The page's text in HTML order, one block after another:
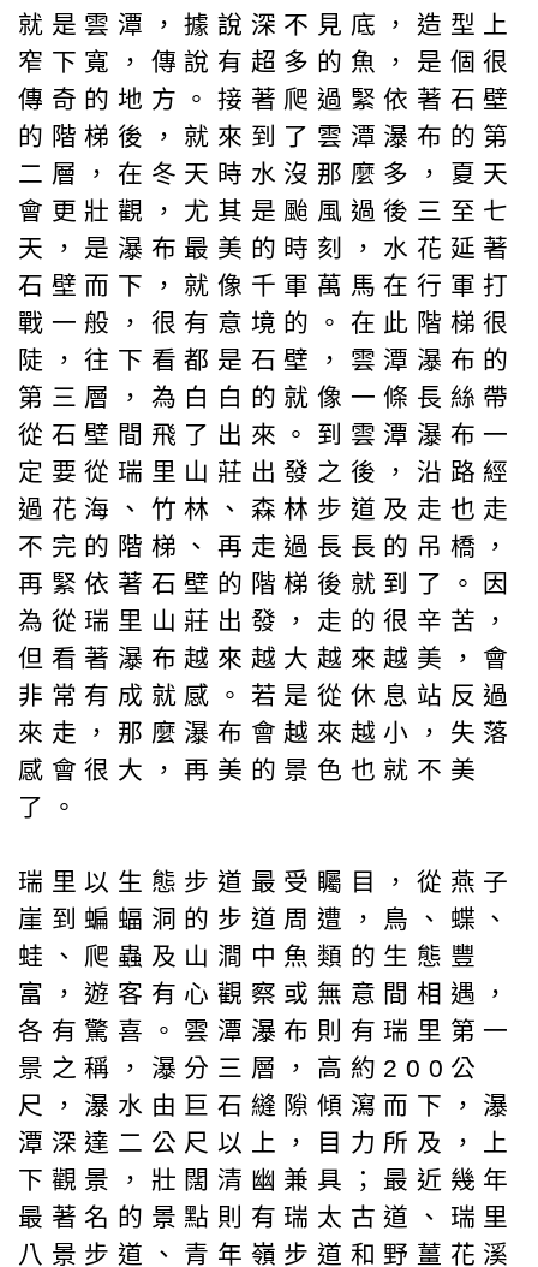
就是雲潭，據說深不見底，造型上
窄下寬，傳說有超多的魚，是個很
傳奇的地方。接著爬過緊依著石壁
的階梯後，就來到了雲潭瀑布的第
二層，在冬天時水沒那麼多，夏天
會更壯觀，尤其是颱風過後三至七
天，是瀑布最美的時刻，水花延著
石壁而下，就像千軍萬馬在行軍打
戰一般，很有意境的。在此階梯很
陡，往下看都是石壁，雲潭瀑布的
第三層，為白白的就像一條長絲帶
從石壁間飛了出來。到雲潭瀑布一
定要從瑞里山莊出發之後，沿路經
過花海、竹林、森林步道及走也走
不完的階梯、再走過長長的吊橋，
再緊依著石壁的階梯後就到了。因
為從瑞里山莊出發，走的很辛苦，
但看著瀑布越來越大越來越美，會
非常有成就感。若是從休息站反過
來走，那麼瀑布會越來越小，失落
感會很大，再美的景色也就不美
了。
瑞里以生態步道最受矚目，從燕子
崖到蝙蝠洞的步道周遭，鳥、蝶、
蛙、爬蟲及山澗中魚類的生態豐
富，遊客有心觀察或無意間相遇，
各有驚喜。雲潭瀑布則有瑞里第一
景之稱，瀑分三層，高約200公
尺，瀑水由巨石縫隙傾瀉而下，瀑
潭深達二公尺以上，目力所及，上
下觀景，壯闊清幽兼具；最近幾年
最著名的景點則有瑞太古道、瑞里
八景步道、青年嶺步道和野薑花溪